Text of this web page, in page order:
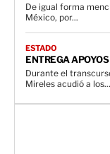
De igual forma
México, por...
ESTADO
ENTREGA
Durante el
Mireles acudió a los...